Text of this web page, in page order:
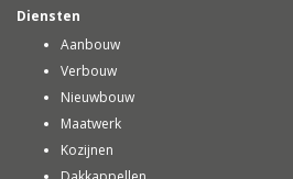
Diensten
Aanbouw
Verbouw
Nieuwbouw
Maatwerk
Kozijnen